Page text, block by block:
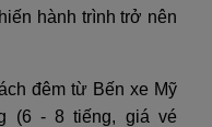
hành trình trở nên
đêm từ Bến xe Mỹ
(6 - 8 tiếng, giá vé